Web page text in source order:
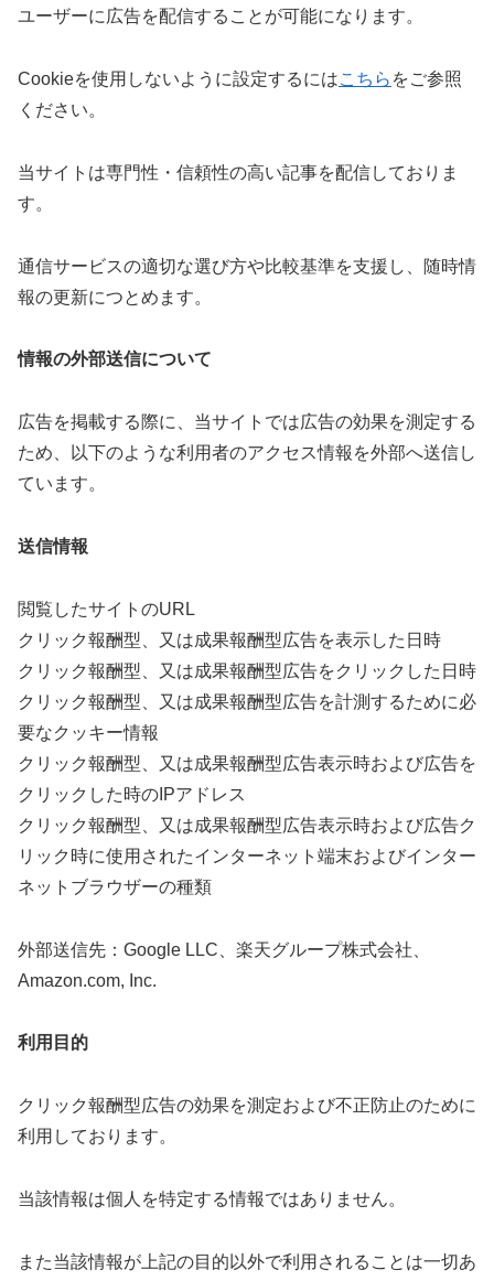
ユーザーに広告を配信することが可能になります。
Cookieを使用しないように設定するにはこちら をご参照
ください。
当サイトは専門性・信頼性の高い記事を配信しておりま
す。
通信サービスの適切な選び方や比較基準を支援し、随時情
報の更新につとめます。
情報の外部送信について
広告を掲載する際に、当サイトでは広告の効果を測定する
ため、以下のような利用者のアクセス情報を外部へ送信し
ています。
送信情報
閲覧したサイトのURL
クリック報酬型、又は成果報酬型広告を表示した日時
クリック報酬型、又は成果報酬型広告をクリックした日時
クリック報酬型、又は成果報酬型広告を計測するために必
要なクッキー情報
クリック報酬型、又は成果報酬型広告表示時および広告を
クリックした時のIPアドレス
クリック報酬型、又は成果報酬型広告表示時および広告ク
リック時に使用されたインターネット端末およびインター
ネットブラウザーの種類
外部送信先：Google LLC、楽天グループ株式会社、
Amazon.com, Inc.
利用目的
クリック報酬型広告の効果を測定および不正防止のために
利用しております。
当該情報は個人を特定する情報ではありません。
また当該情報が上記の目的以外で利用されることは一切あ